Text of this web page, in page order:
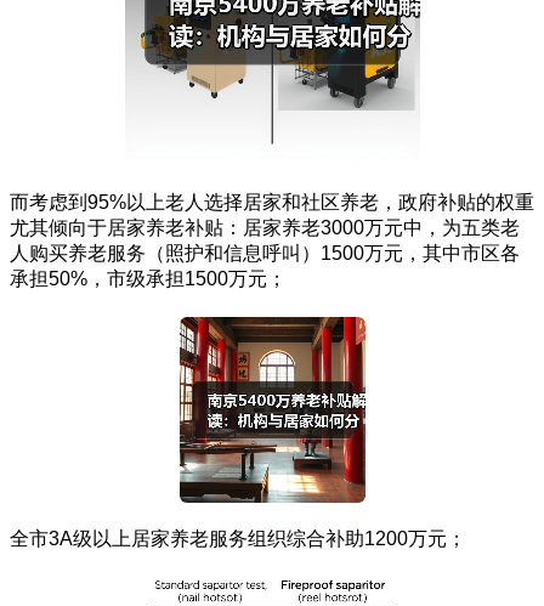
而考虑到95%以上老人选择居家和社区养老，政府补贴的权重
尤其倾向于居家养老补贴：居家养老3000万元中，为五类老
人购买养老服务（照护和信息呼叫）1500万元，其中市区各
承担50%，市级承担1500万元；
全市3A级以上居家养老服务组织综合补助1200万元；